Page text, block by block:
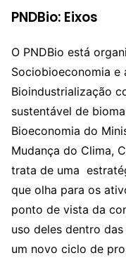
PNDBio: Eixos
O PNDBio está
Sociobioeconomia e
Bioindustrialização
sustentável de
Bioeconomia do
Mudança do Clima,
trata de uma
que olha para os
ponto de vista da
uso deles dentro
um novo ciclo de